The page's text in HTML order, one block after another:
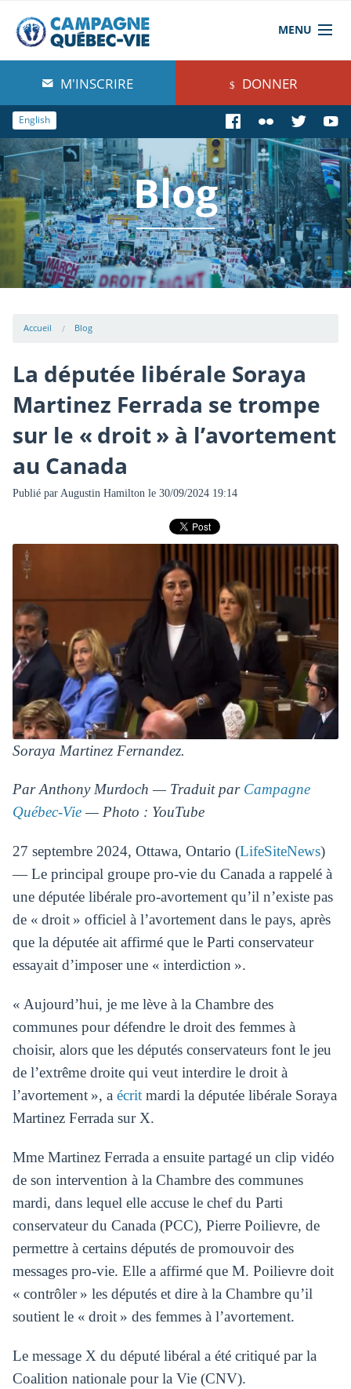
MENU
À propos de nous
Blog
Comprendre
Agir
Boutique
M'INSCRIRE DONNER
English
Blog
Accueil Blog
La députée libérale Soraya
Martinez Ferrada se trompe
sur le « droit » à l’avortement
au Canada
Publié par Augustin Hamilton le 30/09/2024 19:14
Soraya Martinez Fernandez.
Par Anthony Murdoch — Traduit par Campagne
Québec-Vie— Photo : YouTube
27 septembre 2024, Ottawa, Ontario (LifeSiteNews)
— Le principal groupe pro-vie du Canada a rappelé à
une députée libérale pro-avortement qu’il n’existe pas
de « droit » officiel à l’avortement dans le pays, après
que la députée ait affirmé que le Parti conservateur
essayait d’imposer une « interdiction ».
« Aujourd’hui, je me lève à la Chambre des
communes pour défendre le droit des femmes à
choisir, alors que les députés conservateurs font le jeu
de l’extrême droite qui veut interdire le droit à
l’avortement », a écritmardi la députée libérale Soraya
Martinez Ferrada sur X.
Mme Martinez Ferrada a ensuite partagé un clip vidéo
de son intervention à la Chambre des communes
mardi, dans lequel elle accuse le chef du Parti
conservateur du Canada (PCC), Pierre Poilievre, de
permettre à certains députés de promouvoir des
messages pro-vie. Elle a affirmé que M. Poilievre doit
« contrôler » les députés et dire à la Chambre qu’il
soutient le « droit » des femmes à l’avortement.
Le message X du député libéral a été critiqué par la
Coalition nationale pour la Vie (CNV).